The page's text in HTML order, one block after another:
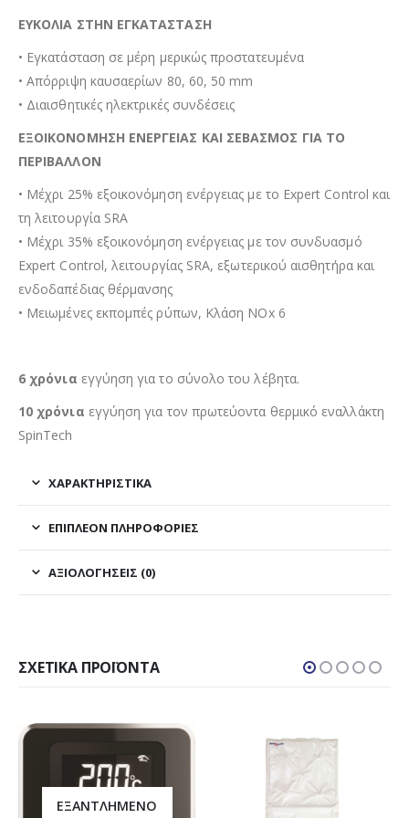
ΕΥΚΟΛΙΑ ΣΤΗΝ ΕΓΚΑΤΑΣΤΑΣΗ
• Εγκατάσταση σε μέρη μερικώς προστατευμένα
• Απόρριψη καυσαερίων 80, 60, 50 mm
• Διαισθητικές ηλεκτρικές συνδέσεις
ΕΞΟΙΚΟΝΟΜΗΣΗ ΕΝΕΡΓΕΙΑΣ ΚΑΙ ΣΕΒΑΣΜΟΣ ΓΙΑ ΤΟ
ΠΕΡΙΒΑΛΛΟΝ
• Μέχρι 25% εξοικονόμηση ενέργειας με το Expert Control και
τη λειτουργία SRA
• Μέχρι 35% εξοικονόμηση ενέργειας με τον συνδυασμό
Expert Control, λειτουργίας SRA, εξωτερικού αισθητήρα και
ενδοδαπέδιας θέρμανσης
• Μειωμένες εκπομπές ρύπων, Κλάση NOx 6
6 χρόνια εγγύηση για το σύνολο του λέβητα.
10 χρόνια εγγύηση για τον πρωτεύοντα θερμικό εναλλάκτη
SpinTech
ΧΑΡΑΚΤΗΡΙΣΤΙΚΑ
ΕΠΙΠΛΈΟΝ ΠΛΗΡΟΦΟΡΊΕΣ
ΑΞΙΟΛΟΓΉΣΕΙΣ (0)
ΣΧΕΤΙΚΆ ΠΡΟΪΌΝΤΑ
ΕΞΑΝΤΛΗΜΈΝΟ